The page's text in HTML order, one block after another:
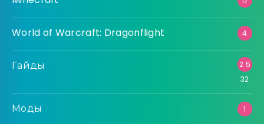
World of Warcraft: Dragonflight 4
Гайды
2 5
32
Моды 1